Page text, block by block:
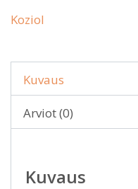
Koziol
Kuvaus
Arviot (0)
Kuvaus